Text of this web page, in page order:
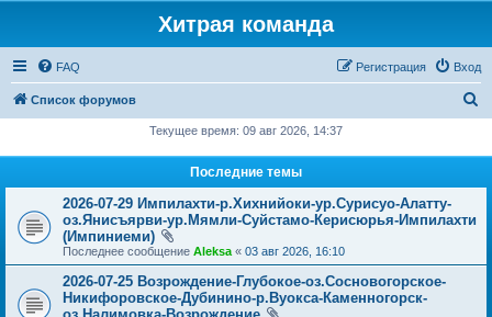
Хитрая команда
FAQ Вход
Регистрация
Список форумов
Текущее время: 09 авг 2026, 14:37
Последние темы
2026-07-29 Импилахти-р.Хихнийоки-ур.Сурисуо-Алатту-
оз.Янисъярви-ур.Мямли-Суйстамо-Керисюрья-Импилахти
(Импиниеми)
Последнее сообщение Aleksa « 03 авг 2026, 16:10
2026-07-25 Возрождение-Глубокое-оз.Сосновогорское-
Никифоровское-Дубинино-р.Вуокса-Каменногорск-